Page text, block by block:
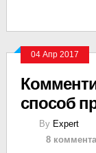
04 Апр 2017
способ
By Expert
8